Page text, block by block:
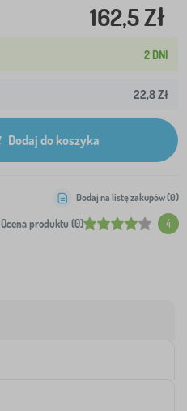
162,5 Zł
2 DNI
22,8 Zł
Dodaj do koszyka
Ocena produktu (0) 4
Dodaj na listę zakupów (0)